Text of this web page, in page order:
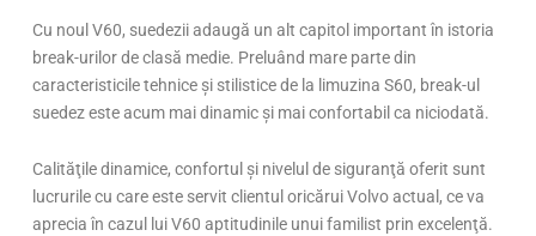
Cu noul V60, suedezii adaugă un alt capitol important în istoria
break-urilor de clasă medie. Preluând mare parte din
caracteristicile tehnice şi stilistice de la limuzina S60, break-ul
suedez este acum mai dinamic şi mai confortabil ca niciodată.
Calităţile dinamice, confortul şi nivelul de siguranţă oferit sunt
lucrurile cu care este servit clientul oricărui Volvo actual, ce va
aprecia în cazul lui V60 aptitudinile unui familist prin excelenţă.